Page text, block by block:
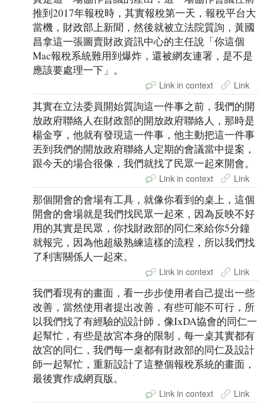
推到2017年報稅時，其實報稅第一天，報稅平台大
當機，財政部上新聞，然後就被立法院質詢，黃國
昌拿這一張圖賣財政資訊中心的主任說「你這個
Mac報稅系統難用到爆炸，還被網友連署，是不是
應該要處理一下」。
Link in context Link
其實在立法委員開始質詢這一件事之前，我們的開
放政府聯絡人在財政部的開放政府聯絡人，那時是
楊金亨，他就有發現這一件事，他主動把這一件事
丟到我們的開放政府聯絡人定期的會議當中提案，
跟今天的場合很像，我們就找了民眾一起來開會。
Link in context Link
那個開會的會場有工具，就像你看到的桌上，這個
開會的會場就是我們找民眾一起來，因為反映不好
用的其實是民眾，你找財政部的同仁來給你5分鐘
就報完，因為他超級熟練這樣的流程，所以我們找
了利害關係人一起來。
Link in context Link
我們看現有的畫面，看一步步使用者自己提出一些
改善，當然使用者提出改善，有些可能不可行，所
以我們找了有經驗的設計師，像IxDA協會的同仁一
起幫忙，有些是故宮本身的限制，每一桌其實都有
故宮的同仁，我們每一桌都有財政部的同仁及設計
師一起幫忙，重新設計了這整個報稅系統的畫面，
最後實作成網頁版。
Link in context Link